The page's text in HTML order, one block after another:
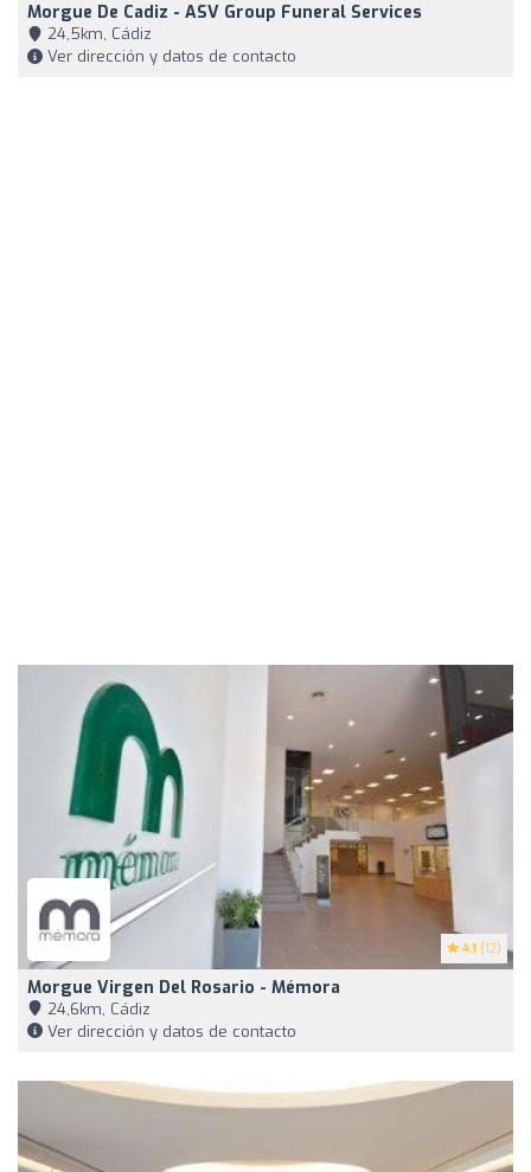
Morgue De Cadiz - ASV Group Funeral Services
24,5km, Cádiz
Ver dirección y datos de contacto
4.1 (12)
Morgue Virgen Del Rosario - Mémora
24,6km, Cádiz
Ver dirección y datos de contacto